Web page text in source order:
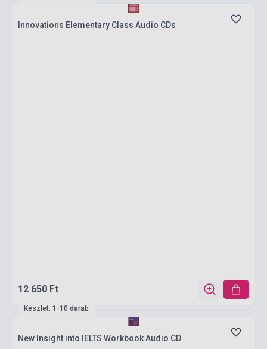
Innovations Elementary Class Audio CDs
12 650 Ft
Készlet: 1-10 darab
New Insight into IELTS Workbook Audio CD